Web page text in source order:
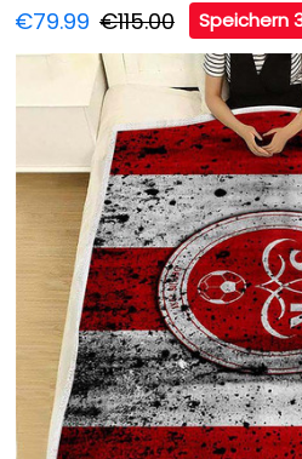
€79.99 €115.00 Speichern